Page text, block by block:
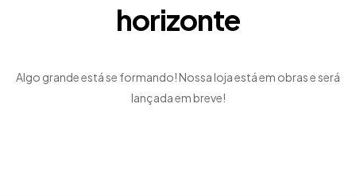
horizonte
Algo grande está se formando! Nossa loja está em obras e será
lançada em breve!